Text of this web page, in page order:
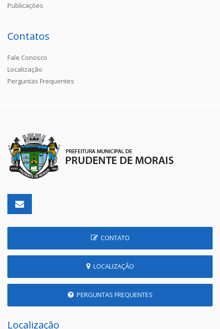
Publicações
Contatos
Fale Conosco
Localização
Perguntas Frequentes
CONTATO
LOCALIZAÇÃO
PERGUNTAS FREQUENTES
Localização